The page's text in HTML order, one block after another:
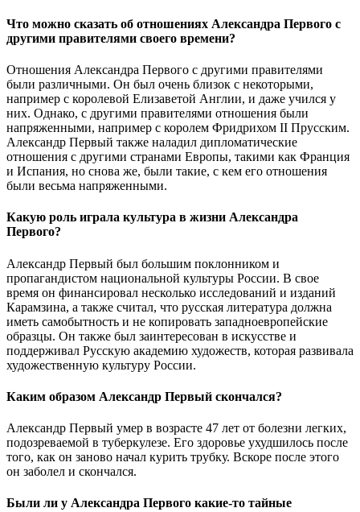
Что можно сказать об отношениях Александра Первого с
другими правителями своего времени?
Отношения Александра Первого с другими правителями
были различными. Он был очень близок с некоторыми,
например с королевой Елизаветой Англии, и даже учился у
них. Однако, с другими правителями отношения были
напряженными, например с королем Фридрихом II Прусским.
Александр Первый также наладил дипломатические
отношения с другими странами Европы, такими как Франция
и Испания, но снова же, были такие, с кем его отношения
были весьма напряженными.
Какую роль играла культура в жизни Александра
Первого?
Александр Первый был большим поклонником и
пропагандистом национальной культуры России. В свое
время он финансировал несколько исследований и изданий
Карамзина, а также считал, что русская литература должна
иметь самобытность и не копировать западноевропейские
образцы. Он также был заинтересован в искусстве и
поддерживал Русскую академию художеств, которая развивала
художественную культуру России.
Каким образом Александр Первый скончался?
Александр Первый умер в возрасте 47 лет от болезни легких,
подозреваемой в туберкулезе. Его здоровье ухудшилось после
того, как он заново начал курить трубку. Вскоре после этого
он заболел и скончался.
Были ли у Александра Первого какие-то тайные